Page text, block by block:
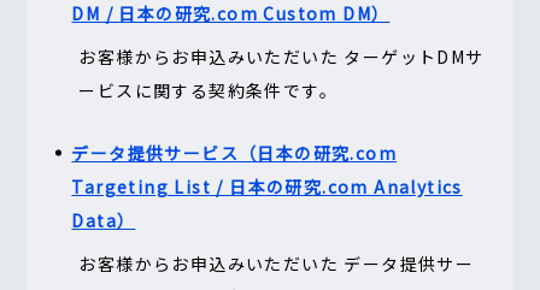
DM / 日本の研究.com Custom DM）
お客様からお申込みいただいた ターゲットDMサ
ービスに関する契約条件です。
データ提供サービス（日本の研究.com
Targeting List / 日本の研究.com Analytics
Data）
お客様からお申込みいただいた データ提供サー